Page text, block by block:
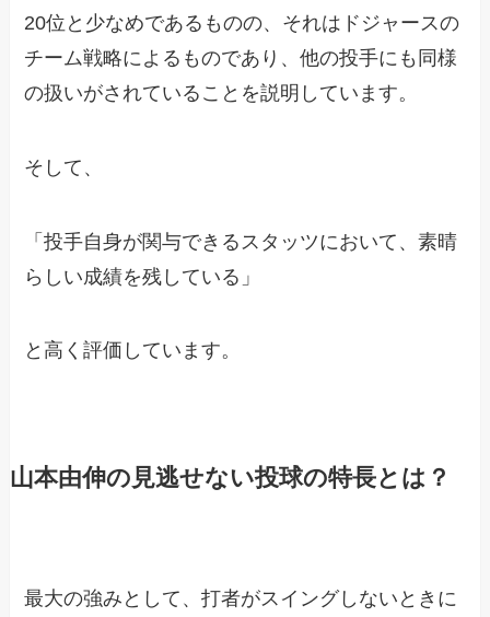
20位と少なめであるものの、それはドジャースの
チーム戦略によるものであり、他の投手にも同様
の扱いがされていることを説明しています。
そして、
「投手自身が関与できるスタッツにおいて、素晴
らしい成績を残している」
と高く評価しています。
山本由伸の見逃せない投球の特長とは？
最大の強みとして、打者がスイングしないときに